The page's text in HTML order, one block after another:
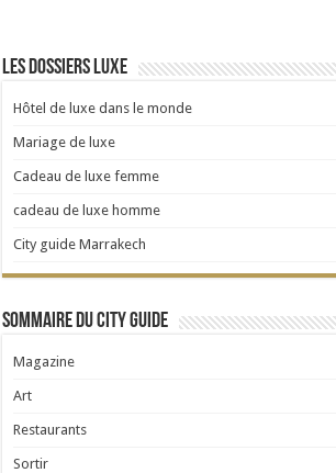
Les dossiers Luxe
Hôtel de luxe dans le monde
Mariage de luxe
Cadeau de luxe femme
cadeau de luxe homme
City guide Marrakech
Sommaire du City Guide
Magazine
Art
Restaurants
Sortir